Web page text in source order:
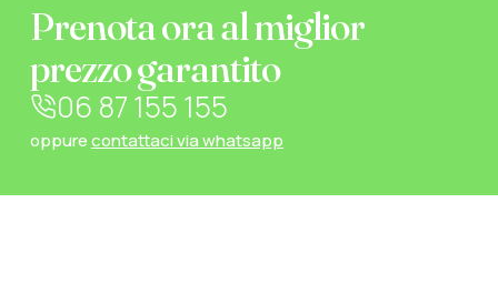
Prenota ora al miglior
prezzo garantito
06 87 155 155
oppurecontattaci via whatsapp